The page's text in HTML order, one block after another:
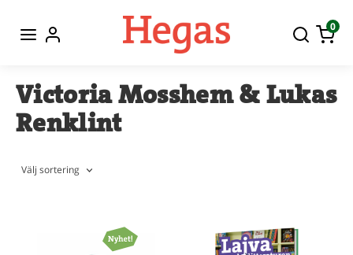
0
Victoria Mosshem & Lukas
Renklint
Välj sortering